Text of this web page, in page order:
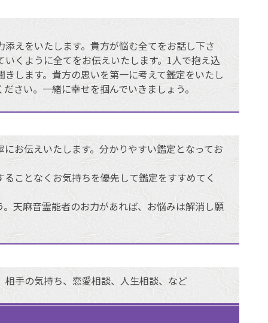
えをいたします。貴方が悩む全てをお話し下さ
くように全てをお伝えいたします。1人で抱え込
します。貴方の思いを第一に考えて鑑定をいたし
さい。一緒に幸せを掴んでいきましょう。
お伝えいたします。分かりやすい鑑定となってお
ことなくお気持ちを優先して鑑定をすすめてく
天麻音霊能者のお力があれば、お悩みは解消し願
手の気持ち、恋愛相談、人生相談、など